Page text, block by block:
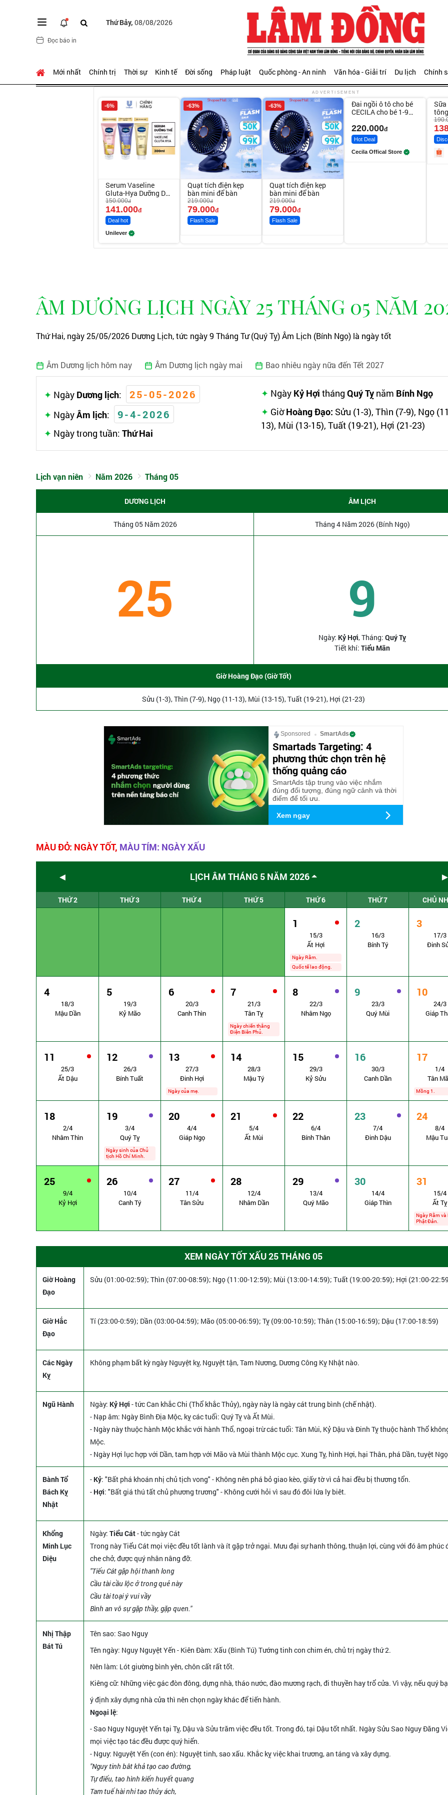
Thứ Bảy, 08/08/2026
Đọc báo in
Mới nhất Chính trị Thời sự Kinh tế Đời sống Pháp luật Quốc phòng - An ninh Văn hóa - Giải trí Du lịch Chính
ADVERTISEMENT
-6%
Serum Vaseline
Gluta-Hya Dưỡng Da
Sáng Mịn Sau 7
Ngày
150.000đ
141.000đ
Deal hot
Unilever
-63%
Quạt tích điện kẹp
bàn mini để bàn
219.000đ
79.000đ
Flash Sale
-63%
Quạt tích điện kẹp
bàn mini để bàn
219.000đ
79.000đ
Flash Sale
Unmute
Đai ngồi ô tô cho bé
CECILA cho bé 1-9
220.000đ
Hot Deal
Cecila Offical Store
-27%
ÂM DƯƠNG LỊCH NGÀY 25 THÁNG 05 NĂM
Thứ Hai, ngày 25/05/2026 Dương Lịch, tức ngày 9 Tháng Tư (Quý Tỵ) Âm Lịch (Bính Ngọ) là ngày tốt
Âm Dương lịch hôm nay Âm Dương lịch ngày mai Bao nhiêu ngày nữa đến Tết 2027
Ngày Dương lịch: 25-05-2026
NgàyÂm lịch: 9-4-2026
Ngày trong tuần: Thứ Hai
Ngày Kỷ Hợi tháng Quý Tỵ năm Bính Ngọ
GiờHoàng Đạo: Sửu (1-3), Thìn (7-9), Ngọ
13), Mùi (13-15), Tuất (19-21), Hợi (21-23)
Lịch vạn niên Năm 2026 Tháng 05
DƯƠNG LỊCH ÂM LỊCH
Tháng 05 Năm 2026 Tháng 4 Năm 2026 (Bính Ngọ)
25 9
Ngày: Kỷ Hợi, Tháng: Quý Tỵ
Tiết khí: Tiểu Mãn
Giờ Hoàng Đạo (Giờ Tốt)
Sửu (1-3), Thìn (7-9), Ngọ (11-13), Mùi (13-15), Tuất (19-21), Hợi (21-23)
Sponsored SmartAds
Smartads Targeting: 4
phương thức chọn trên hệ
thống quảng cáo
SmartAds tập trung vào việc nhắm
đúng đối tượng, đúng ngữ cảnh và thời
điểm để tối ưu.
Xem ngay
MÀU ĐỎ: NGÀY TỐT, MÀU TÍM: NGÀY XẤU
◄ LỊCH ÂM THÁNG 5 NĂM 2026 ►
THỨ 2 THỨ 3 THỨ 4 THỨ 5 THỨ 6 THỨ 7 CHỦ
1
15/3
Ất Hợi
Ngày Rằm.
Quốc tế lao động.
2
16/3
Bính Tý
3
17/3
Đinh
4
18/3
Mậu Dần
5
19/3
Kỷ Mão
6
20/3
Canh Thìn
7
21/3
Tân Tỵ
Ngày chiến thắng
Điện Biên Phủ.
8
22/3
Nhâm Ngọ
9
23/3
Quý Mùi
10
24/3
Giáp
11
25/3
Ất Dậu
12
26/3
Bính Tuất
13
27/3
Đinh Hợi
Ngày của mẹ.
14
28/3
Mậu Tý
15
29/3
Kỷ Sửu
16
30/3
Canh Dần
17
1/4
Tân
Mồng 1.
18
2/4
Nhâm Thìn
19
3/4
Quý Tỵ
Ngày sinh của Chủ
tịch Hồ Chí Minh.
20
4/4
Giáp Ngọ
21
5/4
Ất Mùi
22
6/4
Bính Thân
23
7/4
Đinh Dậu
24
8/4
Mậu
25
9/4
Kỷ Hợi
26
10/4
Canh Tý
27
11/4
Tân Sửu
28
12/4
Nhâm Dần
29
13/4
Quý Mão
30
14/4
Giáp Thìn
31
15/4
Ất Tỵ
Ngày Rằm và
Phật Đản.
XEM NGÀY TỐT XẤU 25 THÁNG 05
Giờ Hoàng
Đạo
Sửu (01:00-02:59); Thìn (07:00-08:59); Ngọ (11:00-12:59); Mùi (13:00-14:59); Tuất (19:00-20:59); Hợi (21:00-
Giờ Hắc
Đạo
Tí (23:00-0:59); Dần (03:00-04:59); Mão (05:00-06:59); Tỵ (09:00-10:59); Thân (15:00-16:59); Dậu (17:00-18:59)
Các Ngày
Kỵ
Không phạm bất kỳ ngày Nguyệt kỵ, Nguyệt tận, Tam Nương, Dương Công Kỵ Nhật nào.
Ngũ Hành Ngày: Kỷ Hợi - tức Can khắc Chi (Thổ khắc Thủy), ngày này là ngày cát trung bình (chế nhật).
- Nạp âm: Ngày Bình Địa Mộc, kỵ các tuổi: Quý Tỵ và Ất Mùi.
- Ngày này thuộc hành Mộc khắc với hành Thổ, ngoại trừ các tuổi: Tân Mùi, Kỷ Dậu và Đinh Tỵ thuộc hành Thổ
Mộc.
- Ngày Hợi lục hợp với Dần, tam hợp với Mão và Mùi thành Mộc cục. Xung Tỵ, hình Hợi, hại Thân, phá Dần, tuyệt
Bành Tổ
Bách Kỵ
Nhật
- Kỷ: "Bất phá khoán nhị chủ tịch vong" - Không nên phá bỏ giao kèo, giấy tờ vì cả hai đều bị thương tổn.
- Hợi: "Bất giá thú tất chủ phương trương" - Không cưới hỏi vì sau đó đôi lứa ly biêt.
Khổng
Minh Lục
Diệu
Ngày: Tiểu Cát- tức ngày Cát
Trong này Tiểu Cát mọi việc đều tốt lành và ít gặp trở ngại. Mưu đại sự hanh thông, thuận lợi, cùng với đó âm phúc
che chở, được quý nhân nâng đỡ.
"Tiểu Cát gặp hội thanh long
Cầu tài cầu lộc ở trong quẻ này
Cầu tài toại ý vui vầy
Bình an vô sự gặp thầy, gặp quen."
Nhị Thập
Bát Tú
Tên sao: Sao Nguy
Tên ngày: Nguy Nguyệt Yến - Kiên Đàm: Xấu (Bình Tú) Tướng tinh con chim én, chủ trị ngày thứ 2.
Nên làm: Lót giường bình yên, chôn cất rất tốt.
Kiêng cữ: Những việc gác đòn đông, dựng nhà, tháo nước, đào mương rạch, đi thuyền hay trổ cửa. Vì vậy, nếu quý
ý định xây dựng nhà cửa thì nên chọn ngày khác để tiến hành.
Ngoại lệ:
- Sao Nguy Nguyệt Yến tại Tỵ, Dậu và Sửu trăm việc đều tốt. Trong đó, tại Dậu tốt nhất. Ngày Sửu Sao Nguy Đăng
mọi việc tạo tác đều được quý hiển.
- Nguy: Nguyệt Yến (con én): Nguyệt tinh, sao xấu. Khắc kỵ việc khai trương, an táng và xây dựng.
"Nguy tinh bât khả tạo cao đường,
Tự điếu, tao hình kiến huyết quang
Tam tuế hài nhi tao thủy ách,